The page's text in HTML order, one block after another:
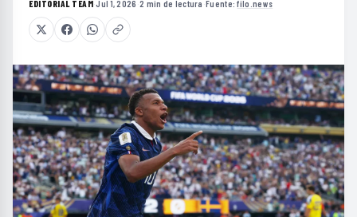
EDITORIAL TEAM·Jul 1, 2026 ·2 min de lectura ·Fuente:filo.news